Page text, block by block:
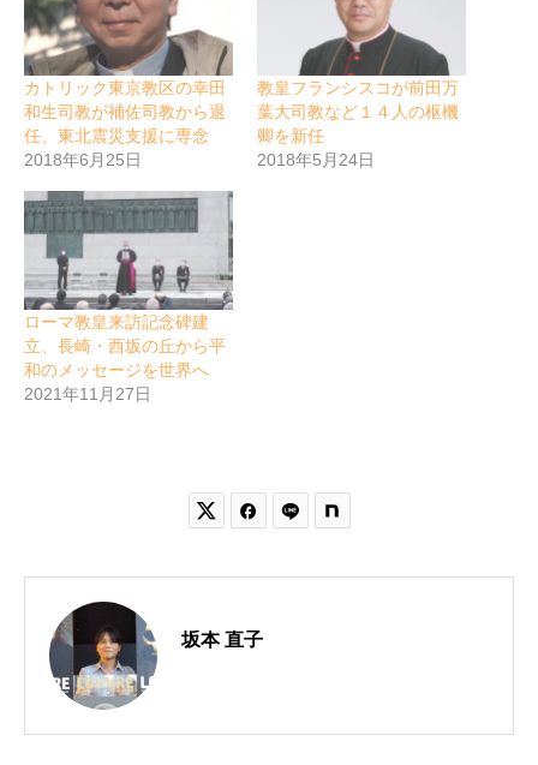
カトリック東京教区の幸田
和生司教が補佐司教から退
任、東北震災支援に専念
2018年6月25日
教皇フランシスコが前田万
葉大司教など１４人の枢機
卿を新任
2018年5月24日
ローマ教皇来訪記念碑建
立、長崎・西坂の丘から平
和のメッセージを世界へ
2021年11月27日
 
坂本 直子